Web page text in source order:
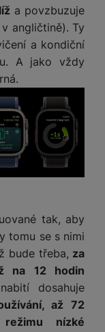
a povzbuzuje
angličtině). Ty
a kondiční
A jako vždy
tak, aby
tomu se s nimi
bude třeba, za
na 12 hodin
dosahuje
až 72
nízké